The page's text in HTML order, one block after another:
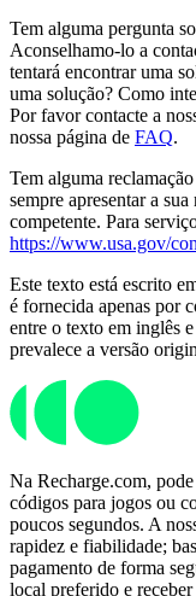
Tem alguma pergunta
Aconselhamo-lo a
tentará encontrar uma
uma solução? Como
Por favor contacte a
nossa página de FAQ.
Tem alguma
sempre apresentar a
competente. Para
https://www.usa.gov/
Este texto está escrito
é fornecida apenas por
entre o texto em inglês
prevalece a versão
Na Recharge.com,
códigos para jogos ou
poucos segundos. A
rapidez e fiabilidade;
pagamento de forma
local preferido e